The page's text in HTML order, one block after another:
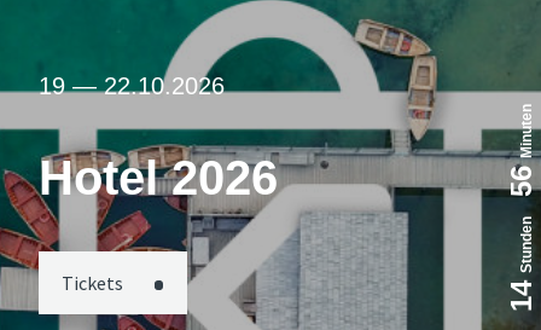
19 — 22.10.2026
Hotel 2026
Tickets 14
Stunden
56
Minuten